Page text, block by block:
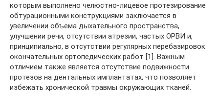
которым выполнено челюстно-лицевое протезирование
обтурационными конструкциями заключается в
увеличении объема дыхательного пространства,
улучшении речи, отсутствии атрезии, частых ОРВИ и,
принципиально, в отсутствии регулярных перебазировок
окончательных ортопедических работ [1]. Важным
отличием также является отсутствие подвижности
протезов на дентальных имплантатах, что позволяет
избежать хронической травмы окружающих тканей.